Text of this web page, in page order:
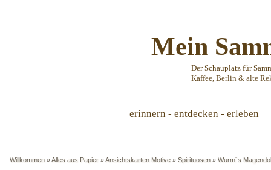
Mein
Der Schauplatz für
Kaffee, Berlin & alte
erinnern - entdecken - erleben
Willkommen »Alles aus Papier »Ansichtskarten Motive » Spirituosen » Wurm´s